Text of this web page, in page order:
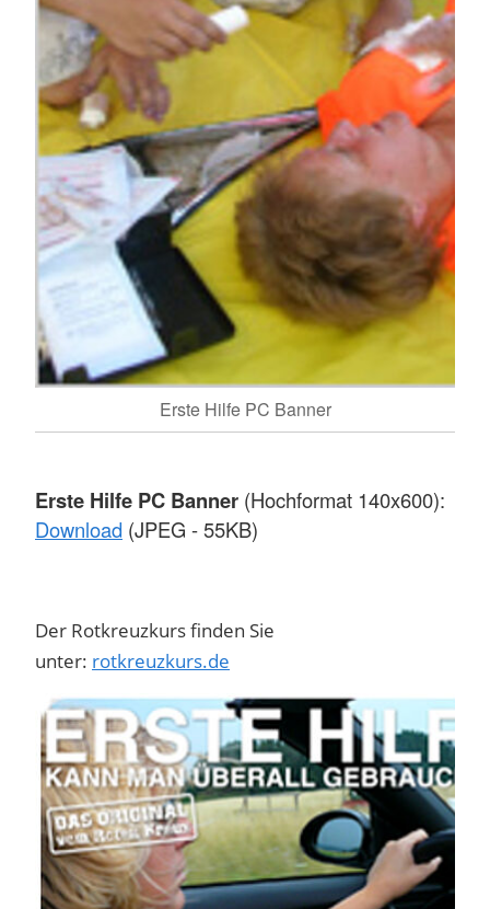
Erste Hilfe PC Banner
Erste Hilfe PC Banner (Hochformat 140x600):
Download (JPEG - 55KB)
Der Rotkreuzkurs finden Sie
unter: rotkreuzkurs.de